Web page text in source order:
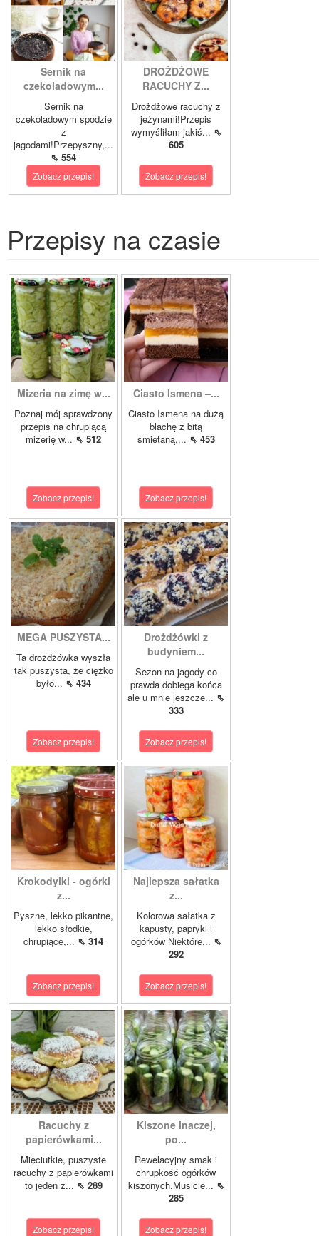
Sernik na
czekoladowym...
Sernik na
czekoladowym spodzie
z
jagodami!Przepyszny,...
⇖ 554
Zobacz przepis!
DROŻDŻOWE
RACUCHY Z...
Drożdżowe racuchy z
jeżynami!Przepis
wymyśliłam jakiś... ⇖
605
Zobacz przepis!
Przepisy na czasie
Mizeria na zimę w...
Poznaj mój sprawdzony
przepis na chrupiącą
mizerię w... ⇖ 512
Zobacz przepis!
Ciasto Ismena –...
Ciasto Ismena na dużą
blachę z bitą
śmietaną,... ⇖ 453
Zobacz przepis!
MEGA PUSZYSTA...
Ta drożdżówka wyszła
tak puszysta, że ciężko
było... ⇖ 434
Zobacz przepis!
Drożdżówki z
budyniem...
Sezon na jagody co
prawda dobiega końca
ale u mnie jeszcze... ⇖
333
Zobacz przepis!
Krokodylki - ogórki
z...
Pyszne, lekko pikantne,
lekko słodkie,
chrupiące,... ⇖ 314
Zobacz przepis!
Najlepsza sałatka
z...
Kolorowa sałatka z
kapusty, papryki i
ogórków Niektóre... ⇖
292
Zobacz przepis!
Racuchy z
papierówkami...
Mięciutkie, puszyste
racuchy z papierówkami
to jeden z... ⇖ 289
Zobacz przepis!
Kiszone inaczej,
po...
Rewelacyjny smak i
chrupkość ogórków
kiszonych.Musicie... ⇖
285
Zobacz przepis!